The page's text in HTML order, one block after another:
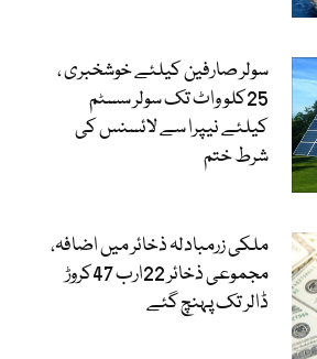
سولر صارفین کیلئے خوشخبری ،
25کلو واٹ تک سولر سسٹم
کیلئے نیپرا سے لائسنس کی
شرط ختم
ملکی زرمبادلہ ذخائر میں اضافہ،
مجموعی ذخائر 22ارب 47کروڑ
ڈالر تک پہنچ گئے